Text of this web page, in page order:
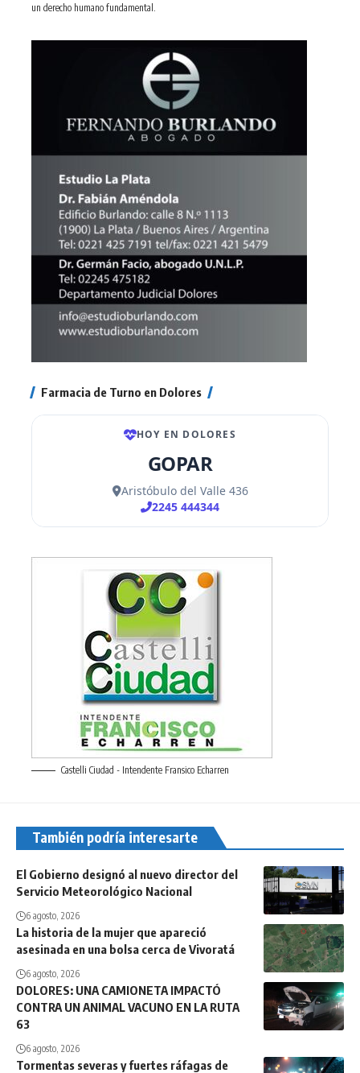
un derecho humano fundamental.
Farmacia de Turno en Dolores
Castelli Ciudad - Intendente Fransico Echarren
También podría interesarte
El Gobierno designó al nuevo director del
Servicio Meteorológico Nacional
6 agosto, 2026
La historia de la mujer que apareció
asesinada en una bolsa cerca de Vivoratá
6 agosto, 2026
DOLORES: UNA CAMIONETA IMPACTÓ
CONTRA UN ANIMAL VACUNO EN LA RUTA
63
6 agosto, 2026
Tormentas severas y fuertes ráfagas de